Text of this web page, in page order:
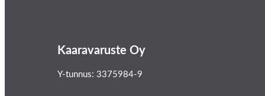
Kaaravaruste Oy
Y-tunnus: 3375984-9